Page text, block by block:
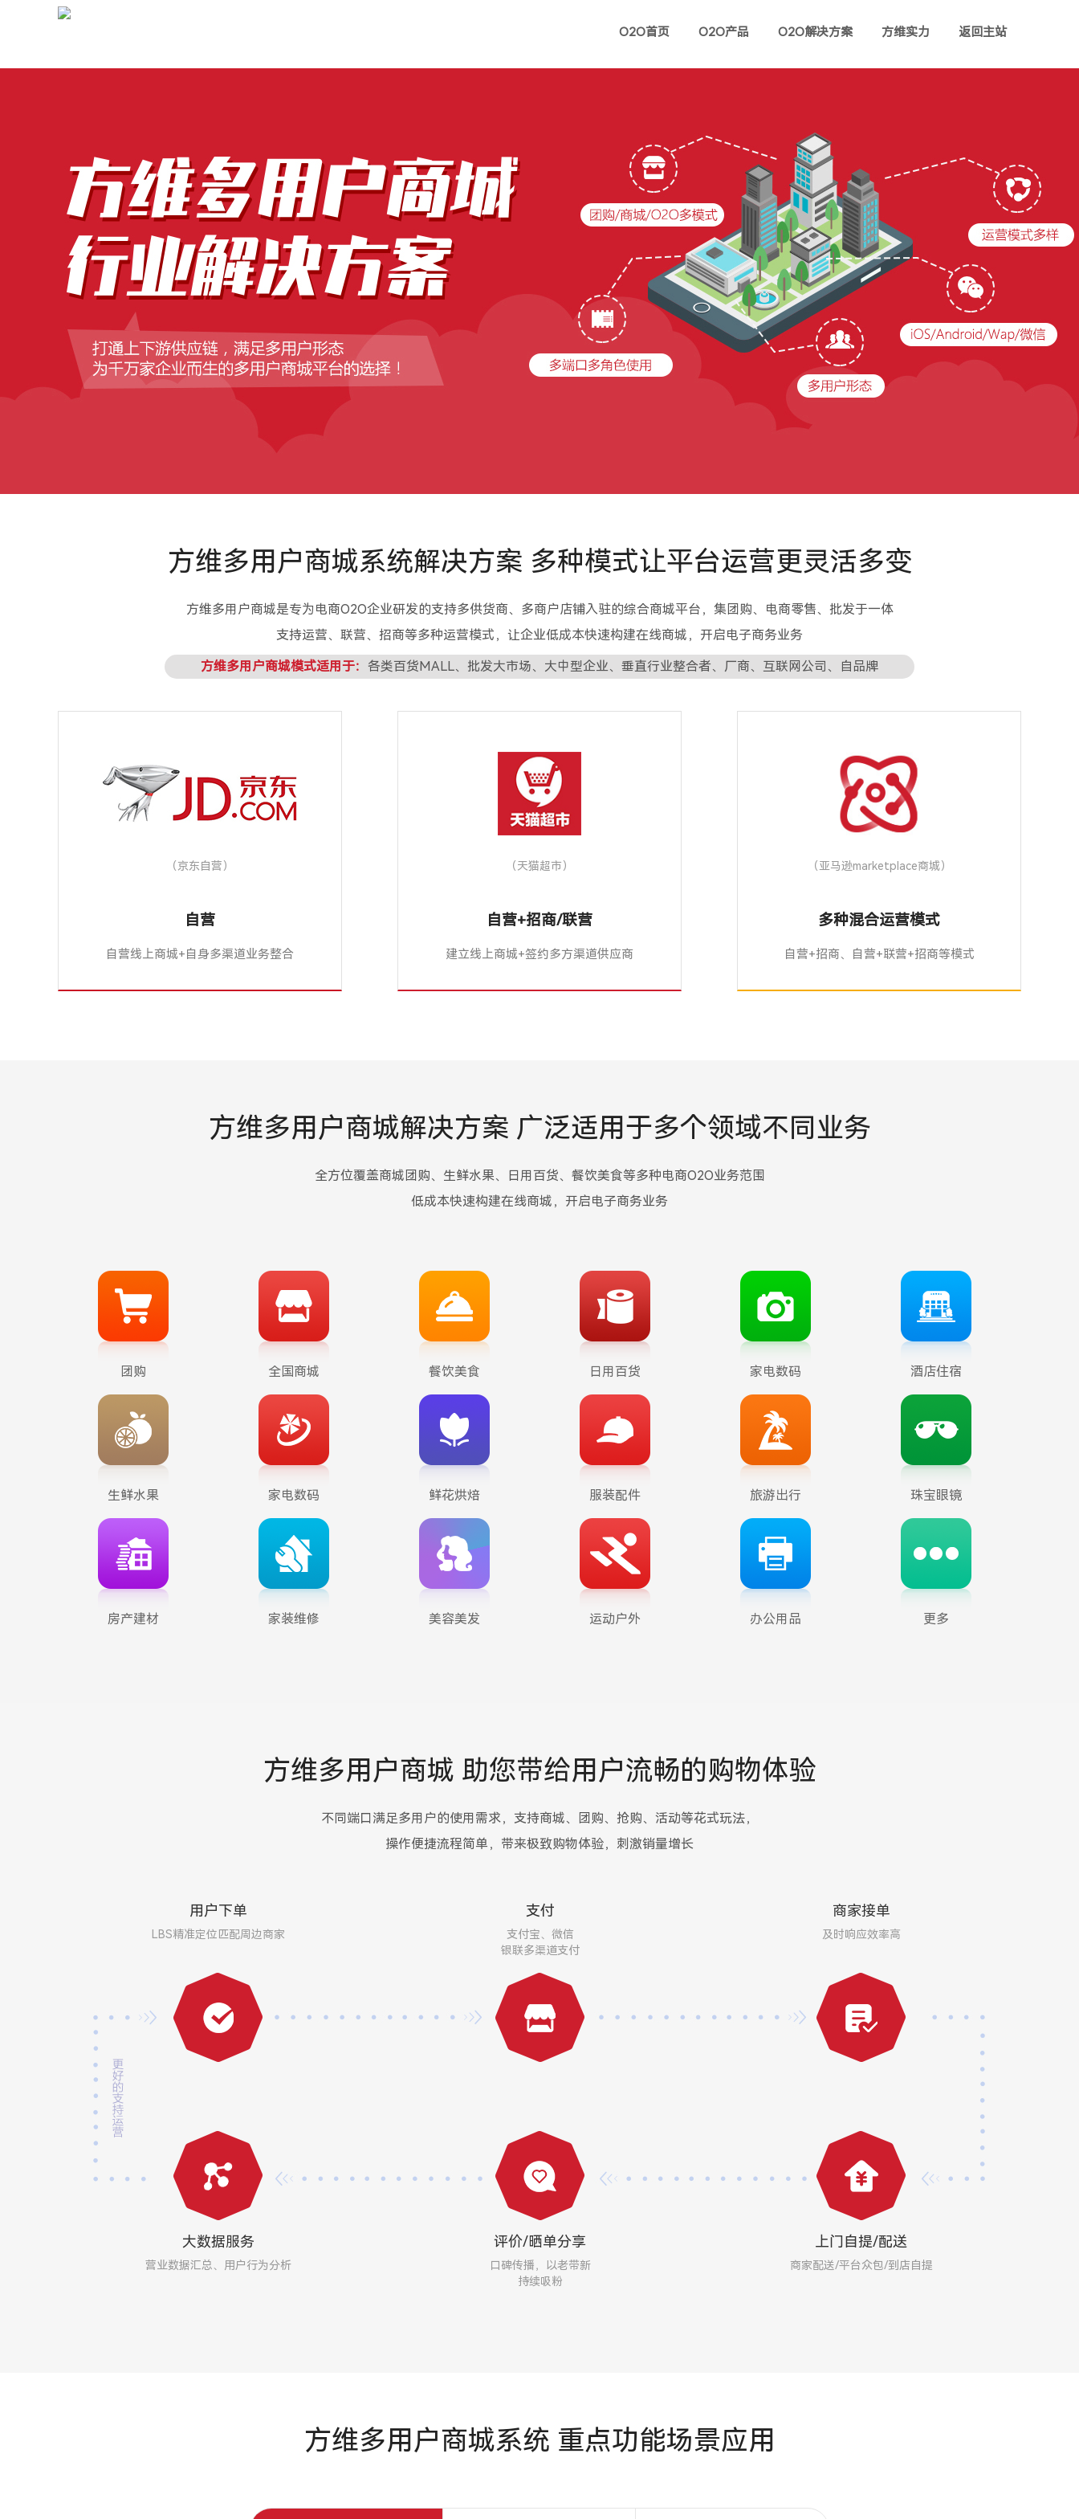
O2O首页 O2O产品
前置仓电商
O2O解决方案
生鲜水果 HOT
农村电商
社区物业 HOT
B2B2C商城
方维实力 返回主站
方维多用户商城系统解决方案 多种模式让平台运营更灵活多变
方维多用户商城是专为电商O2O企业研发的支持多供货商、多商户店铺入驻的综合商城平台，集团购、电商零售、批发于一体
支持运营、联营、招商等多种运营模式，让企业低成本快速构建在线商城，开启电子商务业务
方维多用户商城模式适用于： 各类百货MALL、批发大市场、大中型企业、垂直行业整合者、厂商、互联网公司、自品牌
（京东自营）
自营
自营线上商城+自身多渠道业务整合
商家可自行管理商品、订单、物流，定
期与平台结算财务，借平台增强品牌知
（天猫超市）
自营+招商/联营
建立线上商城+签约多方渠道供应商
商家可自行管理商品、订单、物流，定
期与平台结算财务，借平台增强品牌知
行业资源，实现多样化商品和服务品
类，获得多种盈利。
（亚马逊marketplace商城）
多种混合运营模式
自营+招商、自营+联营+招商等模式
商家可自行管理商品、订单、物流，定
期与平台结算财务，借平台增强品牌知
方维多用户商城解决方案 广泛适用于多个领域不同业务
全方位覆盖商城团购、生鲜水果、日用百货、餐饮美食等多种电商O2O业务范围
低成本快速构建在线商城，开启电子商务业务
团购 全国商城 餐饮美食 日用百货 家电数码 酒店住宿
生鲜水果 家电数码 鲜花烘焙 服装配件 旅游出行 珠宝眼镜
房产建材 家装维修 美容美发 运动户外 办公用品 更多
方维多用户商城 助您带给用户流畅的购物体验
不同端口满足多用户的使用需求，支持商城、团购、抢购、活动等花式玩法，
操作便捷流程简单，带来极致购物体验，刺激销量增长
用户下单
LBS精准定位匹配周边商家
支付
支付宝、微信
银联多渠道支付
商家接单
及时响应效率高
大数据服务
营业数据汇总、用户行为分析
评价/晒单分享
口碑传播，以老带新
持续吸粉
上门自提/配送
商家配送/平台众包/到店自提
方维多用户商城系统 重点功能场景应用